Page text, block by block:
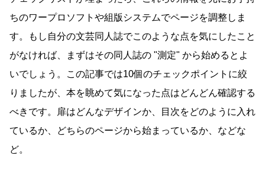
ちのワープロソフトや組版システムでページを調整しま
す。もし自分の文芸同人誌でこのような点を気にしたこと
がなければ、まずはその同人誌の 測定
から始めるとよ
いでしょう。この記事では10個のチェックポイントに絞
りましたが、本を眺めて気になった点はどんどん確認する
べきです。扉はどんなデザインか、目次をどのように入れ
ているか、どちらのページから始まっているか、などな
ど。